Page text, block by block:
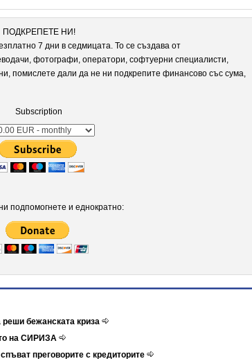
ПОДКРЕПЕТЕ НИ!
7 дни в седмицата. То се създава от
фотографи, оператори, софтуерни специалисти,
помислете дали да не ни подкрепите финансово със сума,
Subscription
подпомогнете и еднократно:
бежанската криза
на СИРИЗА
преговорите с кредиторите